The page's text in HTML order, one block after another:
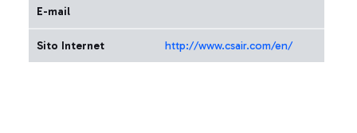
E-mail
Sito Internet http://www.csair.com/en/